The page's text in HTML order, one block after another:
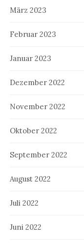
März 2023
Februar 2023
Januar 2023
Dezember 2022
November 2022
Oktober 2022
September 2022
August 2022
Juli 2022
Juni 2022